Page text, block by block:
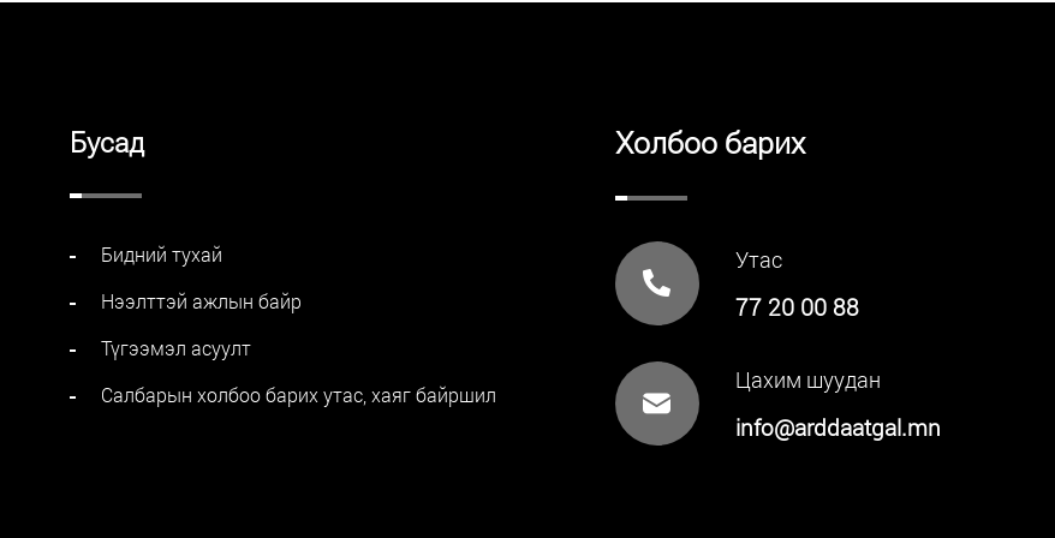
Бусад
Бидний тухай
Нээлттэй ажлын байр
Түгээмэл асуулт
Салбарын холбоо барих утас, хаяг байршил
Холбоо барих
Утас
77 20 00 88
Цахим шуудан
info@arddaatgal.mn